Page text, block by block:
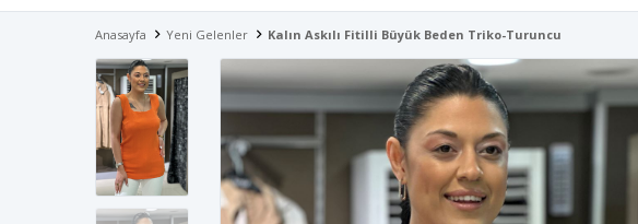
Anasayfa Yeni Gelenler Kalın Askılı Fitilli Büyük Beden Triko-Turuncu